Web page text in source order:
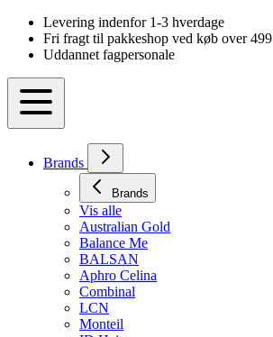
Levering indenfor 1-3 hverdage
Fri fragt til pakkeshop ved køb over 499
Uddannet fagpersonale
Skip
Content
Brands
Brands
Vis alle
Australian Gold
Balance Me
BALSAN
Aphro Celina
Combinal
LCN
Monteil